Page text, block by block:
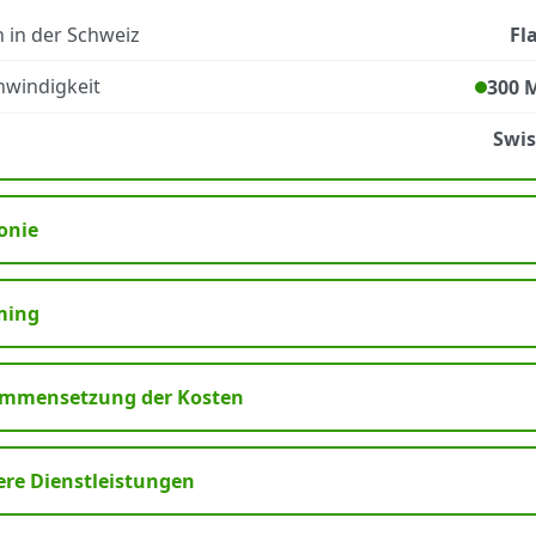
in der Schweiz
300
der Kosten
Dienstleistungen